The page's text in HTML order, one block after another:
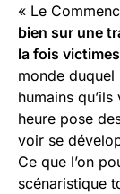
« Le
bien sur une
la fois
monde
humains
heure pose
voir se
Ce que l’on
scénaristique